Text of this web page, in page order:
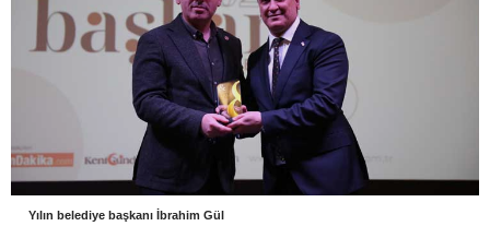
Yılın belediye başkanı İbrahim Gül